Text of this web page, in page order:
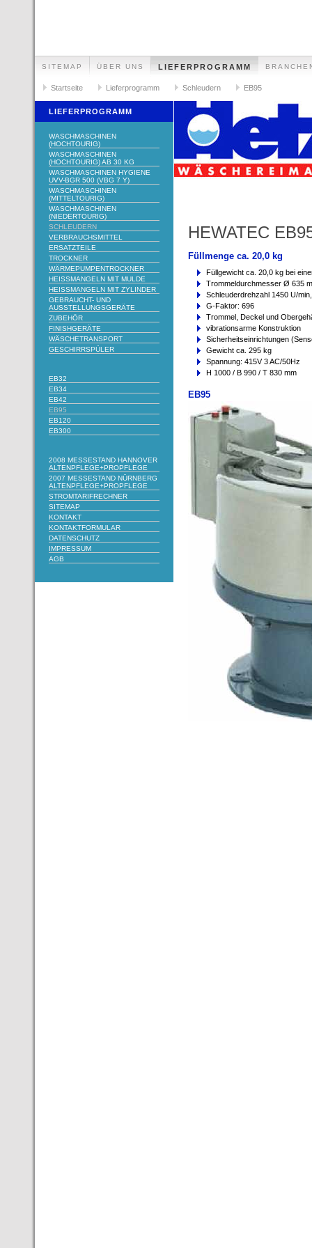
SITEMAP ÜBER UNS LIEFERPROGRAMM
Startseite Lieferprogramm Schleudern EB95
LIEFERPROGRAMM
WASCHMASCHINEN
(HOCHTOURIG)
WASCHMASCHINEN
(HOCHTOURIG) AB 30 KG
WASCHMASCHINEN HYGIENE
UVV-BGR 500 (VBG 7 Y)
WASCHMASCHINEN
(MITTELTOURIG)
WASCHMASCHINEN
(NIEDERTOURIG)
SCHLEUDERN
VERBRAUCHSMITTEL
ERSATZTEILE
TROCKNER
WÄRMEPUMPENTROCKNER
HEISSMANGELN MIT MULDE
HEISSMANGELN MIT ZYLINDER
GEBRAUCHT- UND
AUSSTELLUNGSGERÄTE
ZUBEHÖR
FINISHGERÄTE
WÄSCHETRANSPORT
GESCHIRRSPÜLER
EB32
EB34
EB42
EB95
EB120
EB300
2008 MESSESTAND HANNOVER
ALTENPFLEGE+PROPFLEGE
2007 MESSESTAND NÜRNBERG
ALTENPFLEGE+PROPFLEGE
STROMTARIFRECHNER
SITEMAP
KONTAKT
KONTAKTFORMULAR
DATENSCHUTZ
IMPRESSUM
AGB
HEWATEC
Füllmenge ca. 20,0 kg
Füllgewicht ca. 20,0 kg bei
Trommeldurchmesser Ø 635
Schleuderdrehzahl 1450 U/min,
G-Faktor: 696
Trommel, Deckel und
vibrationsarme Konstruktion
Sicherheitseinrichtungen
Gewicht ca. 295 kg
Spannung: 415V 3 AC/50Hz
H 1000 / B 990 / T 830 mm
EB95